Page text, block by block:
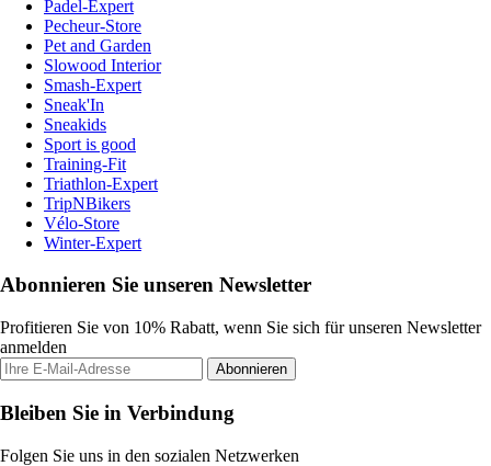
Padel-Expert
Pecheur-Store
Pet and Garden
Slowood Interior
Smash-Expert
Sneak'In
Sneakids
Sport is good
Training-Fit
Triathlon-Expert
TripNBikers
Vélo-Store
Winter-Expert
Abonnieren Sie unseren Newsletter
Profitieren Sie von 10% Rabatt, wenn Sie sich für unseren Newsletter
anmelden
Abonnieren
Bleiben Sie in Verbindung
Folgen Sie uns in den sozialen Netzwerken